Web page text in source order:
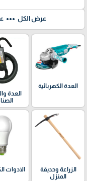
عرض الكل more_horiz
العدة الكهربائية
العدة
الزراعة وحديقة
المنزل
الادوات